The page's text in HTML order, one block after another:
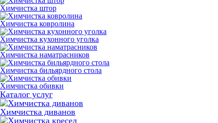
Химчистка штор
Химчистка ковролина
Химчистка кухонного уголка
Химчистка наматрасников
Химчистка бильярдного стола
Химчистка обивки
Каталог услуг
Химчистка диванов